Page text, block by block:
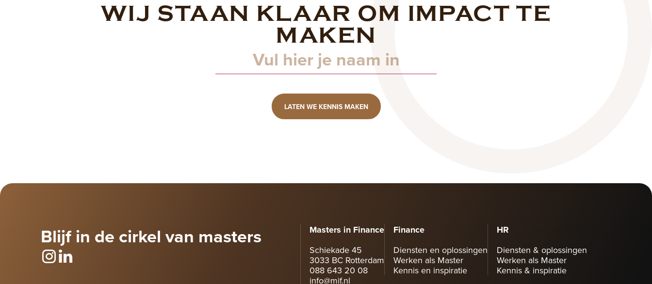
WIJ STAAN KLAAR OM IMPACT TE
MAKEN
Naam
LATEN WE KENNIS MAKEN
Blijf in de cirkel van masters Masters in Finance
Schiekade 45
3033 BC Rotterdam
088 643 20 08
info@mif.nl
Finance
Diensten en oplossingen
Werken als Master
Kennis en inspiratie
HR
Diensten & oplossingen
Werken als Master
Kennis & inspiratie